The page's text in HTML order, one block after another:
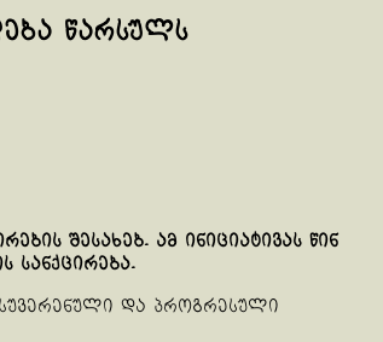
წარსულს
შესახებ. ამ ინიციატივას წინ
სანქცირება.
და პროგრესული